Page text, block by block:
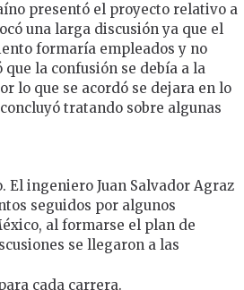
presentó el proyecto relativo a
una larga discusión ya que el
formaría empleados y no
la confusión se debía a la
lo que se acordó se dejara en lo
tratando sobre algunas
ingeniero Juan Salvador Agraz
seguidos por algunos
al formarse el plan de
se llegaron a las
cada carrera.